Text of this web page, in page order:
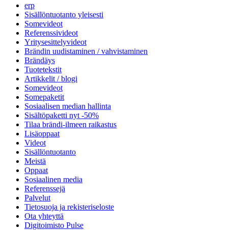
erp
Sisällöntuotanto yleisesti
Somevideot
Referenssivideot
Yritysesittelyvideot
Brändin uudistaminen / vahvistaminen
Brändäys
Tuotetekstit
Artikkelit / blogi
Somevideot
Somepaketit
Sosiaalisen median hallinta
Sisältöpaketti nyt -50%
Tilaa brändi-ilmeen raikastus
Lisäoppaat
Videot
Sisällöntuotanto
Meistä
Oppaat
Sosiaalinen media
Referenssejä
Palvelut
Tietosuoja ja rekisteriseloste
Ota yhteyttä
Digitoimisto Pulse